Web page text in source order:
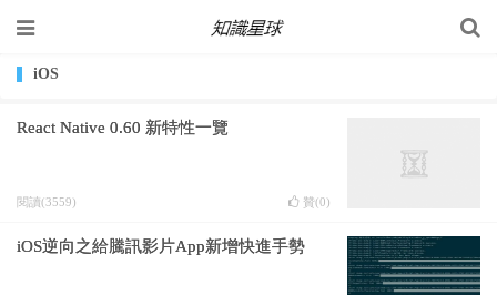
iOS
React Native 0.60 新特性一覽
閱讀(3559) 贊(0)
iOS逆向之給騰訊影片App新增快進手勢